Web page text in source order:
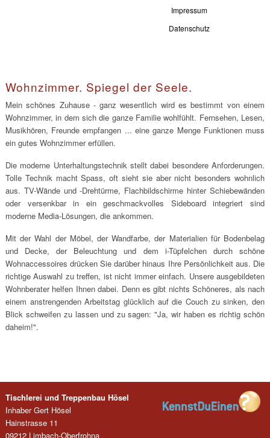
Impressum
Datenschutz
Wohnzimmer. Spiegel der Seele.
Mein schönes Zuhause - ganz wesentlich wird es bestimmt von einem
Wohnzimmer, in dem sich die ganze Familie wohlfühlt. Fernsehen, Lesen,
Musikhören, Freunde empfangen ... eine ganze Menge Funktionen muss
ein gutes Wohnzimmer erfüllen.
Die moderne Unterhaltungstechnik stellt dabei besondere Anforderungen.
Tolle Technik macht Spass, oft sieht sie aber nicht besonders wohnlich
aus. TV-Wände und -Drehtürme, Flachbildschirme hinter Schiebewänden
oder versenkbar in ein geschmackvolles Sideboard integriert sind
moderne Media-Lösungen, die ankommen.
Mit der Wahl der Möbel, der Wandfarbe, der Materialien für Bodenbelag
und Decke, der Beleuchtung und dem i-Tüpfelchen durch schöne
Wohnaccessoires drücken Sie darüber hinaus Ihre Persönlichkeit aus. Die
richtige Auswahl zu treffen, ist nicht immer einfach. Unsere ausgebildeten
Wohnberater helfen Ihnen dabei. Denn es gibt nichts Schöneres, als nach
einem anstrengenden Arbeitstag glücklich auf die Couch zu sinken, den
Blick schweifen zu lassen und zu sagen: "Ja, wir haben es richtig schön
daheim!".
Tischlerei und Treppenbau Hösel
Inhaber Gert Hösel
Hainstrasse 11
09212 Limbach-Oberfrohna